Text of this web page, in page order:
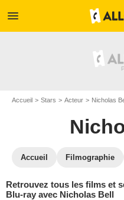
menu
Accueil Stars Acteur Nicholas
Accueil Filmographie
Retrouvez tous les films et
Blu-ray avec Nicholas Bell